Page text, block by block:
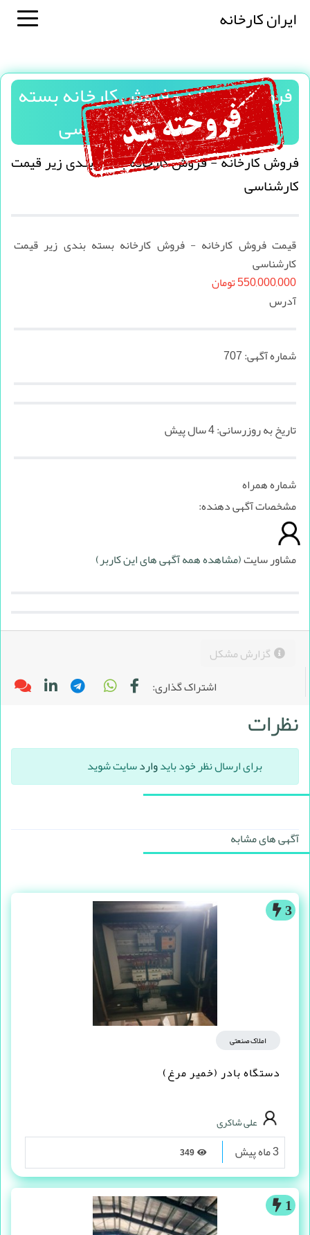
ایران کارخانه
فروش کارخانه - فروش کارخانه بسته
بندی زیر قیمت کارشناسی
فروش کارخانه - فروش کارخانه بسته بندی زیر قیمت
کارشناسی
قیمت فروش کارخانه - فروش کارخانه بسته بندی زیر قیمت
کارشناسی
550,000,000 تومان
آدرس
شماره آگهی:707
تاریخ به روزرسانی:4 سال پیش
شماره همراه
مشخصات آگهی دهنده:
مشاور سایت(مشاهده همه آگهی های این کاربر)
گزارش مشکل
اشتراک گذاری:
نظرات
برای ارسال نظر خود بایدواردسایت شوید
آگهی های مشابه
3
املاک صنعتی
دستگاه بادر (خمیر مرغ)
علی شاکری
3 ماه پیش
1